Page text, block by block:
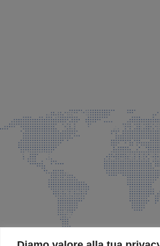
info@faeg.it
COMMERCIALE E
Via Padre Elzi, 32
035 525015
035 335037
info@faeg.it
SITE MAP